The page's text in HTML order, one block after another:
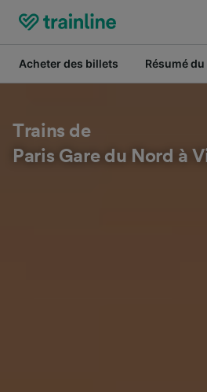
Acheter des billets Résumé
Trains de
Paris Gare du Nord à